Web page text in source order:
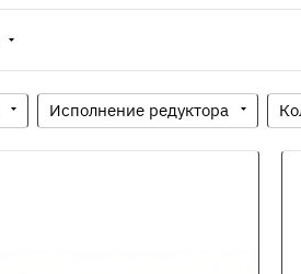
Исполнение редуктора